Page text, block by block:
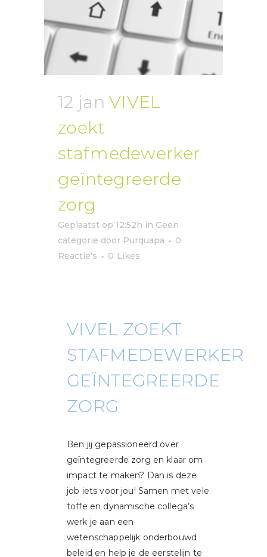
12 jan VIVEL
zoekt
stafmedewerker
geïntegreerde
zorg
Geplaatst op 12:52h in Geen
categorie door Purquapa
0
Reactie's
0 Likes
VIVEL ZOEKT
STAFMEDEWERKER
GEÏNTEGREERDE
ZORG
Ben jij gepassioneerd over
geïntegreerde zorg en klaar om
impact te maken? Dan is deze
job iets voor jou! Samen met vele
toffe en dynamische collega’s
werk je aan een
wetenschappelijk onderbouwd
beleid en help je de eerstelijn te